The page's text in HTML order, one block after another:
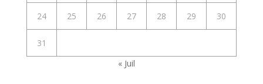
24 25 26 27 28 29 30
31
« Juil